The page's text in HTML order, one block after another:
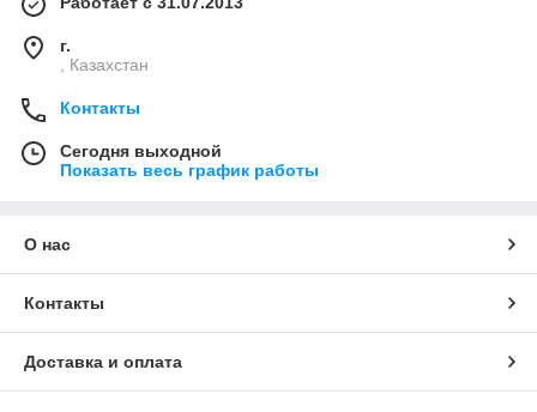
г.
, Казахстан
Контакты
Сегодня выходной
Показать весь график работы
О нас
Контакты
Доставка и оплата